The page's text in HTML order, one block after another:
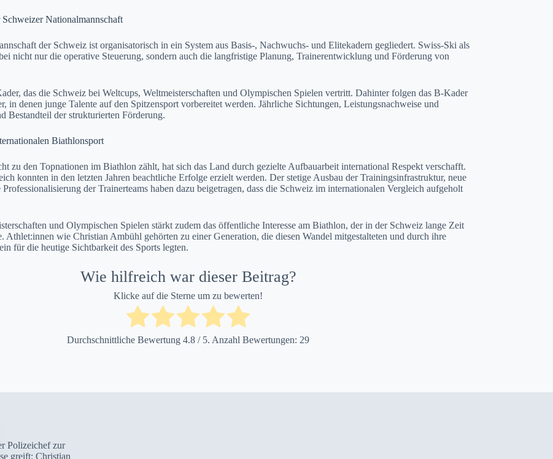
Nationalmannschaft
der Schweiz ist organisatorisch in ein System aus Basis-, Nachwuchs- und Elitekadern gegliedert. Swiss-Ski als
nicht nur die operative Steuerung, sondern auch die langfristige Planung, Trainerentwicklung und Förderung von
das die Schweiz bei Weltcups, Weltmeisterschaften und Olympischen Spielen vertritt. Dahinter folgen das B-Kader
in denen junge Talente auf den Spitzensport vorbereitet werden. Jährliche Sichtungen, Leistungsnachweise und
Bestandteil der strukturierten Förderung.
Biathlonsport
zu den Topnationen im Biathlon zählt, hat sich das Land durch gezielte Aufbauarbeit international Respekt verschafft.
konnten in den letzten Jahren beachtliche Erfolge erzielt werden. Der stetige Ausbau der Trainingsinfrastruktur, neue
der Trainerteams haben dazu beigetragen, dass die Schweiz im internationalen Vergleich aufgeholt
und Olympischen Spielen stärkt zudem das öffentliche Interesse am Biathlon, der in der Schweiz lange Zeit
Athlet:innen wie Christian Ambühl gehörten zu einer Generation, die diesen Wandel mitgestalteten und durch ihre
für die heutige Sichtbarkeit des Sports legten.
Wie hilfreich war dieser Beitrag?
Klicke auf die Sterne um zu bewerten!
Durchschnittliche Bewertung4.8 / 5. Anzahl Bewertungen: 29
Polizeichef zur
greift: Christian